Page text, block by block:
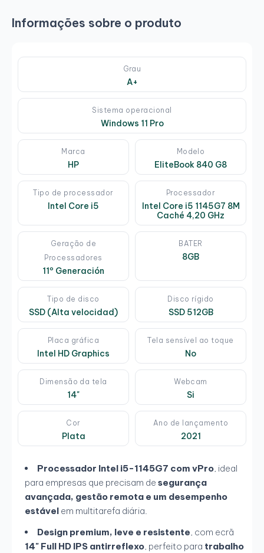
Informações sobre o produto
Grau
A+
Sistema operacional
Windows 11 Pro
Marca
HP
Modelo
EliteBook 840 G8
Tipo de processador
Intel Core i5
Processador
Intel Core i5 1145G7 8M
Caché 4,20 GHz
Geração de
Processadores
11º Generación
BATER
8GB
Tipo de disco
SSD (Alta velocidad)
Disco rígido
SSD 512GB
Placa gráfica
Intel HD Graphics
Tela sensível ao toque
No
Dimensão da tela
14"
Webcam
Si
Cor
Plata
Ano de lançamento
2021
Processador Intel i5-1145G7 com vPro, ideal
para empresas que precisam de segurança
avançada, gestão remota e um desempenho
estável em multitarefa diária.
Design premium, leve e resistente, com ecrã
14" Full HD IPS antirreflexo, perfeito para trabalho